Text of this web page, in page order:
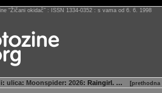
“Žičani okidač” : ISSN 1334-0352 : s vama od 6. 6. 1998
: ulica: Moonspider: 2026: Raingirl. … [prethodna